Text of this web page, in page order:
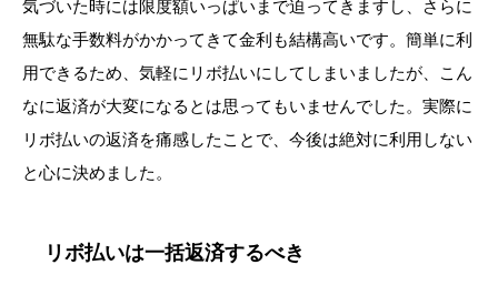
気づいた時には限度額いっぱいまで迫ってきますし、さらに
無駄な手数料がかかってきて金利も結構高いです。簡単に利
用できるため、気軽にリボ払いにしてしまいましたが、こん
なに返済が大変になるとは思ってもいませんでした。実際に
リボ払いの返済を痛感したことで、今後は絶対に利用しない
と心に決めました。
リボ払いは一括返済するべき